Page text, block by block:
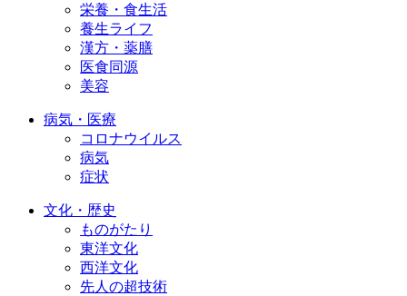
栄養・食生活
養生ライフ
漢方・薬膳
医食同源
美容
病気・医療
コロナウイルス
病気
症状
文化・歴史
ものがたり
東洋文化
西洋文化
先人の超技術